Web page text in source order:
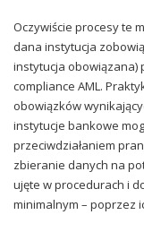
Oczywiście procesy te
dana instytucja
instytucja obowiązana)
compliance AML.
obowiązków
instytucje bankowe
przeciwdziałaniem
zbieranie danych na
ujęte w procedurach i
minimalnym – poprzez